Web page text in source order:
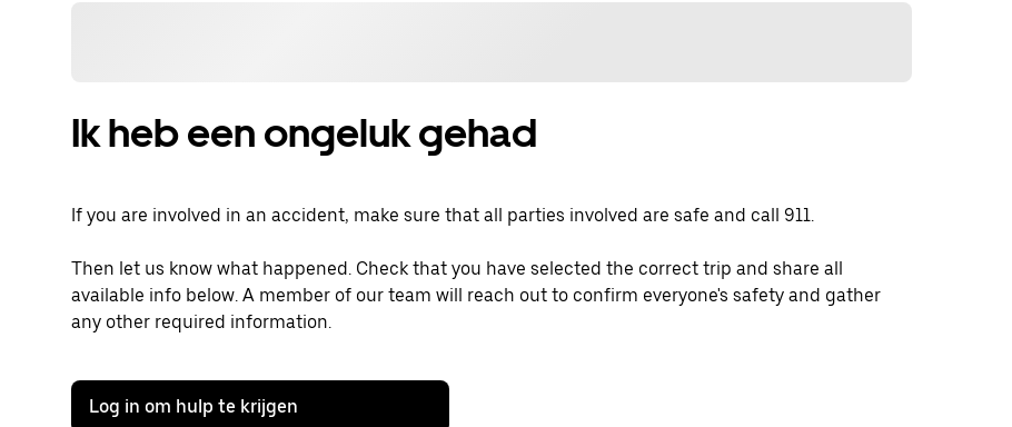
Ik heb een ongeluk gehad
If you are involved in an accident, make sure that all parties involved are safe and call 911.
Then let us know what happened. Check that you have selected the correct trip and share all
available info below. A member of our team will reach out to confirm everyone's safety and gather
any other required information.
Log in om hulp te krijgen